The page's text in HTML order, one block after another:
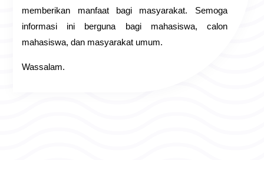
memberikan manfaat bagi masyarakat. Semoga
informasi ini berguna bagi mahasiswa, calon
mahasiswa, dan masyarakat umum.
Wassalam.